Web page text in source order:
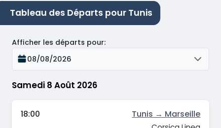
Tableau des Départs pour Tunis
Samedi 8 Août 2026
Afficher les départs pour:
08/08/2026
18:00 Tunis → Marseille